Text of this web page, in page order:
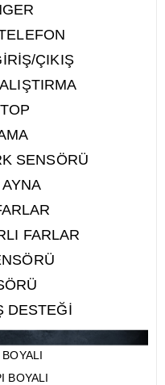
ÇIKIŞ
SENSÖRÜ
FARLAR
DESTEĞİ
BOYALI